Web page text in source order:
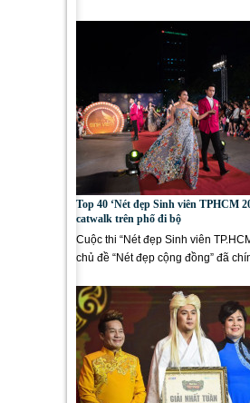
Top 40 ‘Nét đẹp Sinh viên TPHCM
catwalk trên phố đi bộ
Cuộc thi “Nét đẹp Sinh viên
chủ đề “Nét đẹp cộng đồng” đã